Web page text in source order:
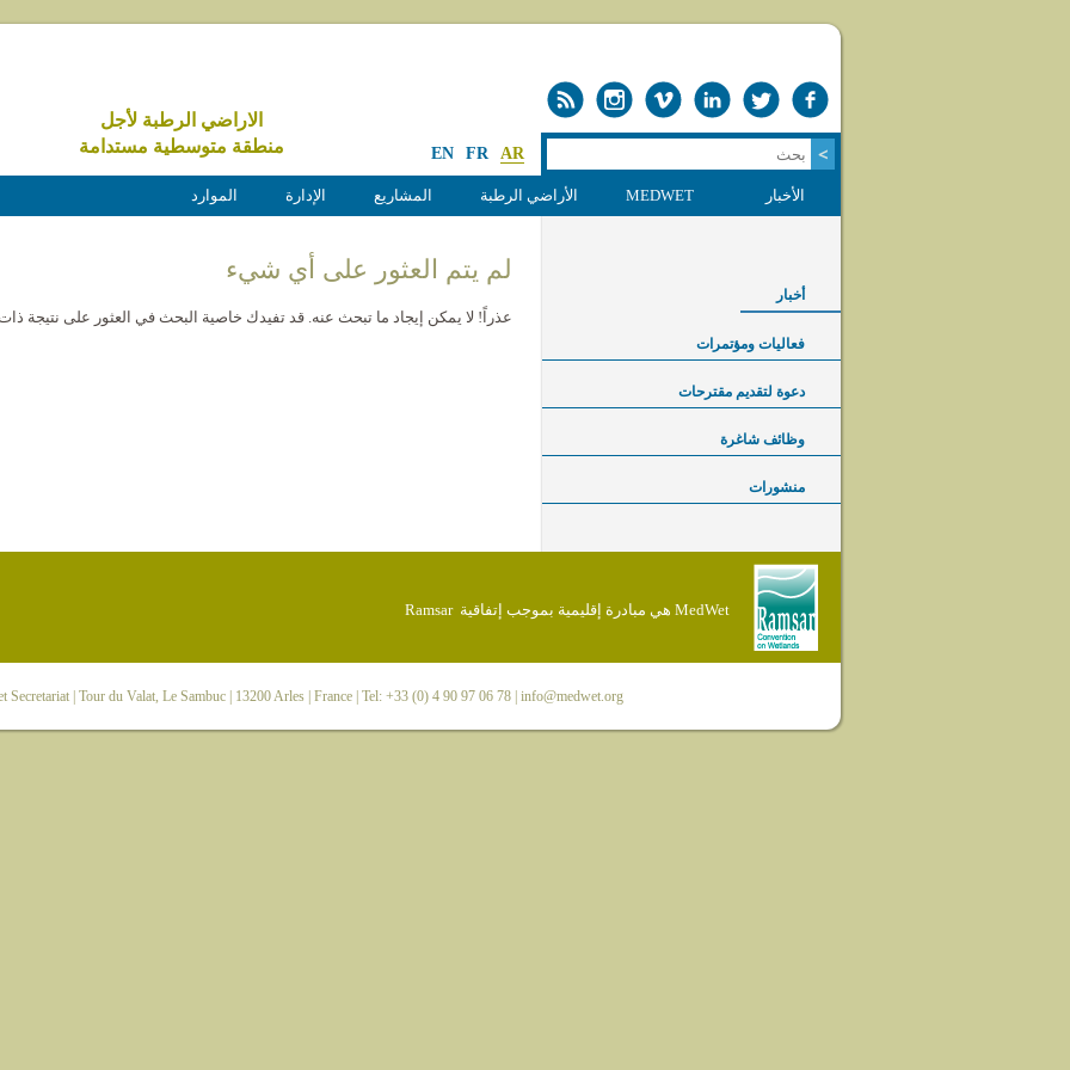
الاراضي الرطبة لأجل
منطقة متوسطية مستدامة
EN FR AR
الأخبار MEDWET الأراضي الرطبة المشاريع الإدارة الموارد
لم يتم العثور على أي شيء
عذراً! لا يمكن إيجاد ما تبحث عنه. قد تفيدك خاصية البحث في العثور على نتيجة
أخبار
فعاليات ومؤتمرات
دعوة لتقديم مقترحات
وظائف شاغرة
منشورات
MedWet هي مبادرة إقليمية بموجب إتفاقية Ramsar
Secretariat| Tour du Valat, Le Sambuc | 13200 Arles | France | Tel: +33 (0) 4 90 97 06 78 | info@medwet.org